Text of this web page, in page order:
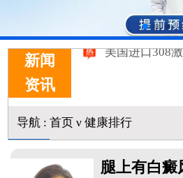
新闻
资讯
淘宝购买的伍
大面积白斑
美国进口308激光照
导航: 首页ν 健康排行
腿上有白癜